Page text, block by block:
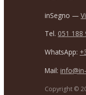
inSegno —
Tel. 051 188
WhatsApp:
Mail:
Copyright ©